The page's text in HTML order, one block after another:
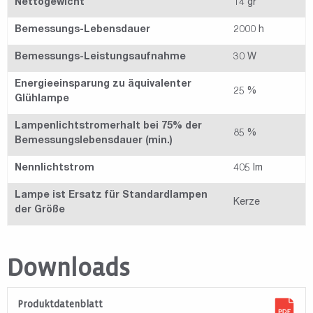
Nettogewicht 14 gr
Bemessungs-Lebensdauer 2000 h
Bemessungs-Leistungsaufnahme 30 W
Energieeinsparung zu äquivalenter
Glühlampe
25 %
Lampenlichtstromerhalt bei 75% der
Bemessungslebensdauer (min.)
85 %
Nennlichtstrom 405 lm
Lampe ist Ersatz für Standardlampen
der Größe
Kerze
Downloads
Produktdatenblatt